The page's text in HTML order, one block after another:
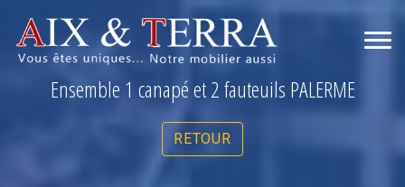
Ensemble 1 canapé et 2 fauteuils PALERME
RETOUR